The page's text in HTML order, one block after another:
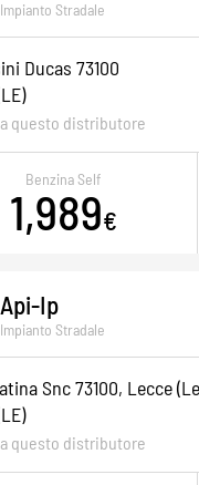
Impianto Stradale
Ducas 73100
questo distributore
Benzina Self
1,989€
Api-Ip
Impianto Stradale
Snc 73100, Lecce
questo distributore